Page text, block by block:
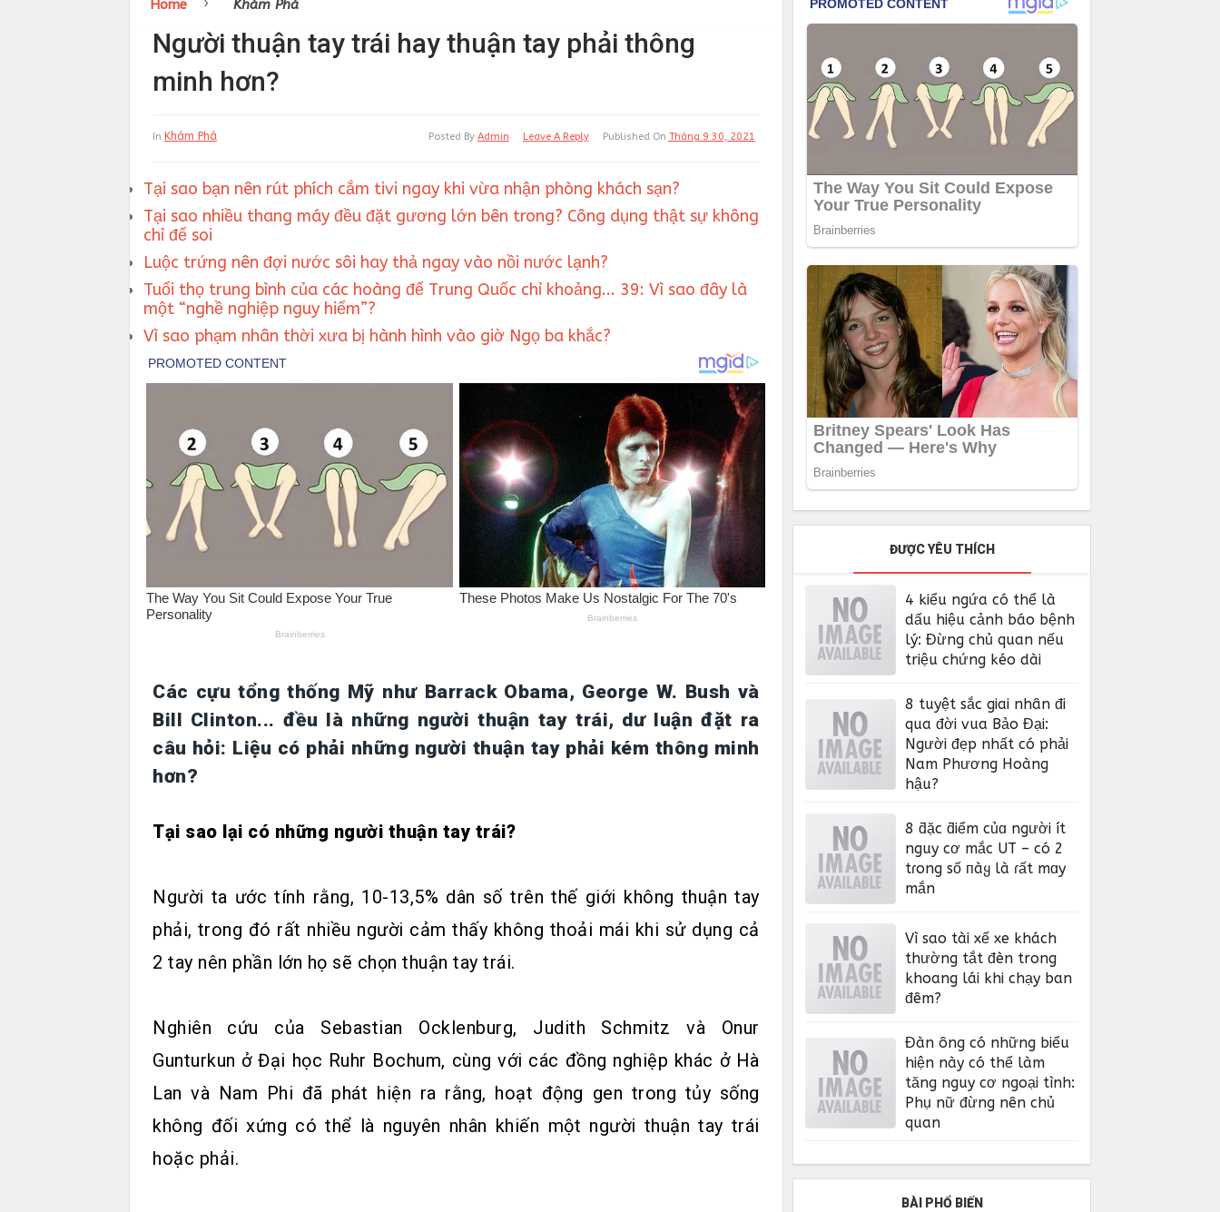
Home Khám Phá
Người thuận tay trái hay thuận tay phải thông
minh hơn?
In Khám Phá Published On Tháng 9 30, 2021
Leave A Reply
Posted By Admin
Tại sao bạn nên rút phích cắm tivi ngay khi vừa nhận phòng khách sạn?
Tại sao nhiều thang máy đều đặt gương lớn bên trong? Công dụng thật sự không
chỉ để soi
Luộc trứng nên đợi nước sôi hay thả ngay vào nồi nước lạnh?
Tuổi thọ trung bình của các hoàng đế Trung Quốc chỉ khoảng... 39: Vì sao đây là
một “nghề nghiệp nguy hiểm”?
Vì sao phạm nhân thời xưa bị hành hình vào giờ Ngọ ba khắc?
Các cựu tổng thống Mỹ như Barrack Obama, George W. Bush và
Bill Clinton... đều là những người thuận tay trái, dư luận đặt ra
câu hỏi: Liệu có phải những người thuận tay phải kém thông minh
hơn?
Tại sao lại có những người thuận tay trái?
Người ta ước tính rằng, 10-13,5% dân số trên thế giới không thuận tay
phải, trong đó rất nhiều người cảm thấy không thoải mái khi sử dụng cả
2 tay nên phần lớn họ sẽ chọn thuận tay trái.
Nghiên cứu của Sebastian Ocklenburg, Judith Schmitz và Onur
Gunturkun ở Đại học Ruhr Bochum, cùng với các đồng nghiệp khác ở Hà
Lan và Nam Phi đã phát hiện ra rằng, hoạt động gen trong tủy sống
không đối xứng có thể là nguyên nhân khiến một người thuận tay trái
hoặc phải.
ĐƯỢC YÊU THÍCH
4 kiểu ngứa có thể là
dấu hiệu cảnh báo bệnh
lý: Đừng chủ quan nếu
triệu chứng kéo dài
8 tuyệt sắc giai nhân đi
qua đời vua Bảo Đại:
Người đẹp nhất có phải
Nam Phương Hoàng
hậu?
8 ƌặc ƌiểm củɑ người ít
nguy cơ mắc UT – có 2
tɾong số пàყ là ɾất mɑy
mắn
Vì sao tài xế xe khách
thường tắt đèn trong
khoang lái khi chạy ban
đêm?
Đàn ông có những biểu
hiện này có thể làm
tăng nguy cơ ngoại tình:
Phụ nữ đừng nên chủ
quan
BÀI PHỔ BIẾN